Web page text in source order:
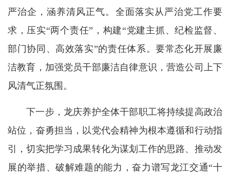
严治企，涵养清风正气。全面落实从严治党工作要
求，压实“两个责任”，构建“党建主抓、纪检监督、
部门协同、高效落实”的责任体系。要常态化开展廉
洁教育，加强党员干部廉洁自律意识，营造公司上下
风清气正氛围。
下一步，龙庆养护全体干部职工将持续提高政治
站位，奋勇担当，以党代会精神为根本遵循和行动指
引，切实把学习成果转化为谋划工作的思路、推动发
展的举措、破解难题的能力，奋力谱写龙江交通“十